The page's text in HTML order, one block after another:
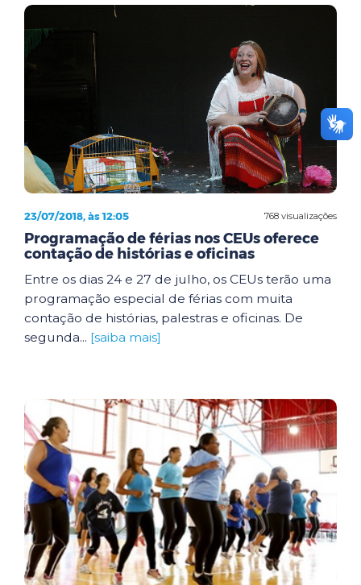
768 visualizações
23/07/2018, às 12:05
Programação de férias nos CEUs oferece
contação de histórias e oficinas
Entre os dias 24 e 27 de julho, os CEUs terão uma
programação especial de férias com muita
contação de histórias, palestras e oficinas. De
segunda... [saiba mais]